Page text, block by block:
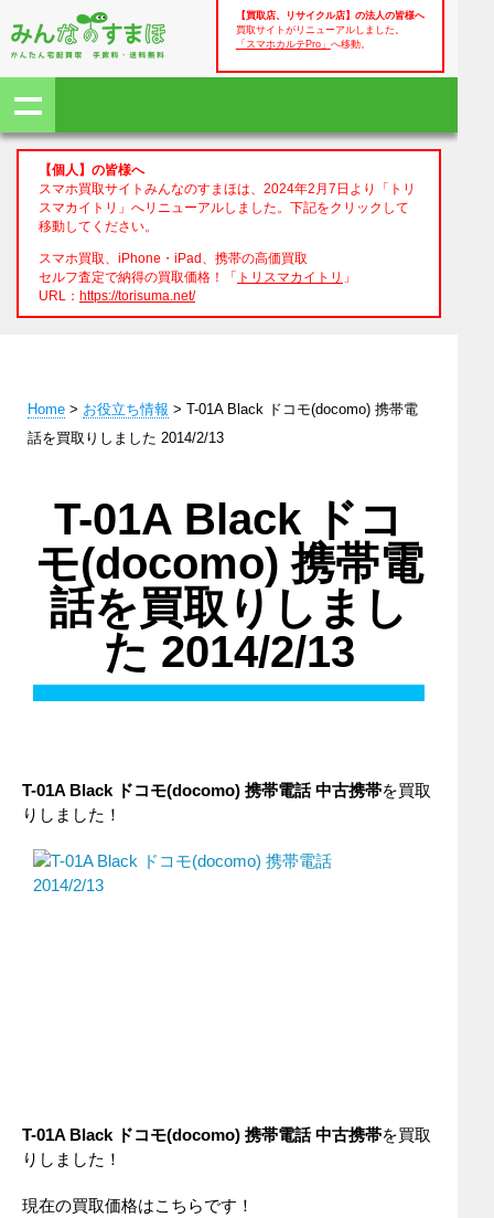
【買取店、リサイクル店】の法人の皆様へ
買取サイトがリニューアルしました。
「スマホカルテPro」 へ移動。
【個人】の皆様へ
スマホ買取サイトみんなのすまほは、2024年2月7日より「トリ
スマカイトリ」へリニューアルしました。下記をクリックして
移動してください。
スマホ買取、iPhone・iPad、携帯の高価買取
セルフ査定で納得の買取価格！「 トリスマカイトリ 」
URL： https://torisuma.net/
Home > お役立ち情報 > T-01A Black ドコモ(docomo) 携帯電
話を買取りしました 2014/2/13
T-01A Black ドコ
モ(docomo) 携帯電
話を買取りしまし
た 2014/2/13
T-01A Black ドコモ(docomo) 携帯電話 中古携帯を買取
りしました！
T-01A Black ドコモ(docomo) 携帯電話 中古携帯を買取
りしました！
現在の買取価格はこちらです！